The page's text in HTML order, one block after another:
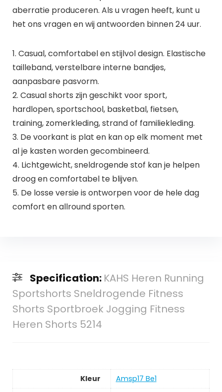
aberratie produceren. Als u vragen heeft, kunt u
het ons vragen en wij antwoorden binnen 24 uur.
1. Casual, comfortabel en stijlvol design. Elastische
tailleband, verstelbare interne bandjes,
aanpasbare pasvorm.
2. Casual shorts zijn geschikt voor sport,
hardlopen, sportschool, basketbal, fietsen,
training, zomerkleding, strand of familiekleding.
3. De voorkant is plat en kan op elk moment met
al je kasten worden gecombineerd.
4. Lichtgewicht, sneldrogende stof kan je helpen
droog en comfortabel te blijven.
5. De losse versie is ontworpen voor de hele dag
comfort en allround sporten.
Specification: KAHS Heren Running
Sportshorts Sneldrogende Fitness
Shorts Sportbroek Jogging Fitness
Heren Shorts 5214
Kleur
Amsp17 Be1